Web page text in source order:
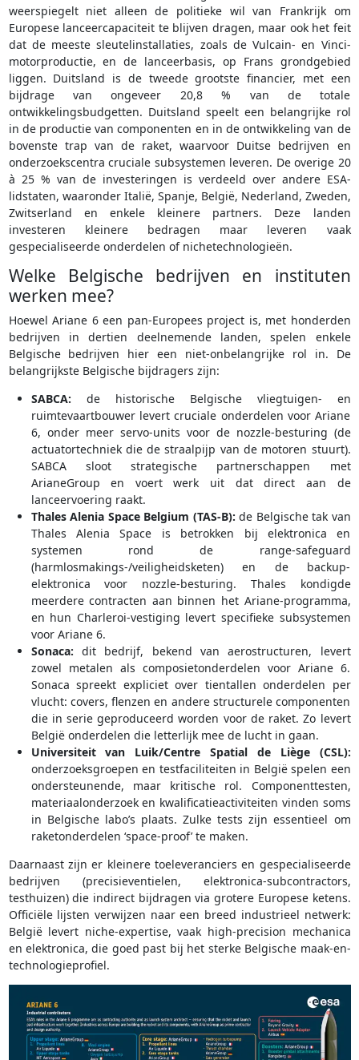
weerspiegelt niet alleen de politieke wil van Frankrijk om
Europese lanceercapaciteit te blijven dragen, maar ook het feit
dat de meeste sleutelinstallaties, zoals de Vulcain- en Vinci-
motorproductie, en de lanceerbasis, op Frans grondgebied
liggen. Duitsland is de tweede grootste financier, met een
bijdrage van ongeveer 20,8 % van de totale
ontwikkelingsbudgetten. Duitsland speelt een belangrijke rol
in de productie van componenten en in de ontwikkeling van de
bovenste trap van de raket, waarvoor Duitse bedrijven en
onderzoekscentra cruciale subsystemen leveren. De overige 20
à 25 % van de investeringen is verdeeld over andere ESA-
lidstaten, waaronder Italië, Spanje, België, Nederland, Zweden,
Zwitserland en enkele kleinere partners. Deze landen
investeren kleinere bedragen maar leveren vaak
gespecialiseerde onderdelen of nichetechnologieën.
Welke Belgische bedrijven en instituten
werken mee?
Hoewel Ariane 6 een pan-Europees project is, met honderden
bedrijven in dertien deelnemende landen, spelen enkele
Belgische bedrijven hier een niet-onbelangrijke rol in. De
belangrijkste Belgische bijdragers zijn:
SABCA: de historische Belgische vliegtuigen- en
ruimtevaartbouwer levert cruciale onderdelen voor Ariane
6, onder meer servo-units voor de nozzle-besturing (de
actuatortechniek die de straalpijp van de motoren stuurt).
SABCA sloot strategische partnerschappen met
ArianeGroup en voert werk uit dat direct aan de
lanceervoering raakt.
Thales Alenia Space Belgium (TAS-B): de Belgische tak van
Thales Alenia Space is betrokken bij elektronica en
systemen rond de range-safeguard
(harmlosmakings-/veiligheidsketen) en de backup-
elektronica voor nozzle-besturing. Thales kondigde
meerdere contracten aan binnen het Ariane-programma,
en hun Charleroi-vestiging levert specifieke subsystemen
voor Ariane 6.
Sonaca: dit bedrijf, bekend van aerostructuren, levert
zowel metalen als composietonderdelen voor Ariane 6.
Sonaca spreekt expliciet over tientallen onderdelen per
vlucht: covers, flenzen en andere structurele componenten
die in serie geproduceerd worden voor de raket. Zo levert
België onderdelen die letterlijk mee de lucht in gaan.
Universiteit van Luik/Centre Spatial de Liège (CSL):
onderzoeksgroepen en testfaciliteiten in België spelen een
ondersteunende, maar kritische rol. Componenttesten,
materiaalonderzoek en kwalificatieactiviteiten vinden soms
in Belgische labo’s plaats. Zulke tests zijn essentieel om
raketonderdelen ‘space-proof’ te maken.
Daarnaast zijn er kleinere toeleveranciers en gespecialiseerde
bedrijven (precisieventielen, elektronica-subcontractors,
testhuizen) die indirect bijdragen via grotere Europese ketens.
Officiële lijsten verwijzen naar een breed industrieel netwerk:
België levert niche-expertise, vaak high-precision mechanica
en elektronica, die goed past bij het sterke Belgische maak-en-
technologieprofiel.